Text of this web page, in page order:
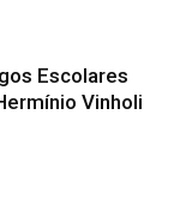
Escolares
Vinholi